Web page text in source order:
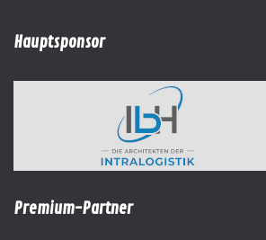
Hauptsponsor
Premium-Partner